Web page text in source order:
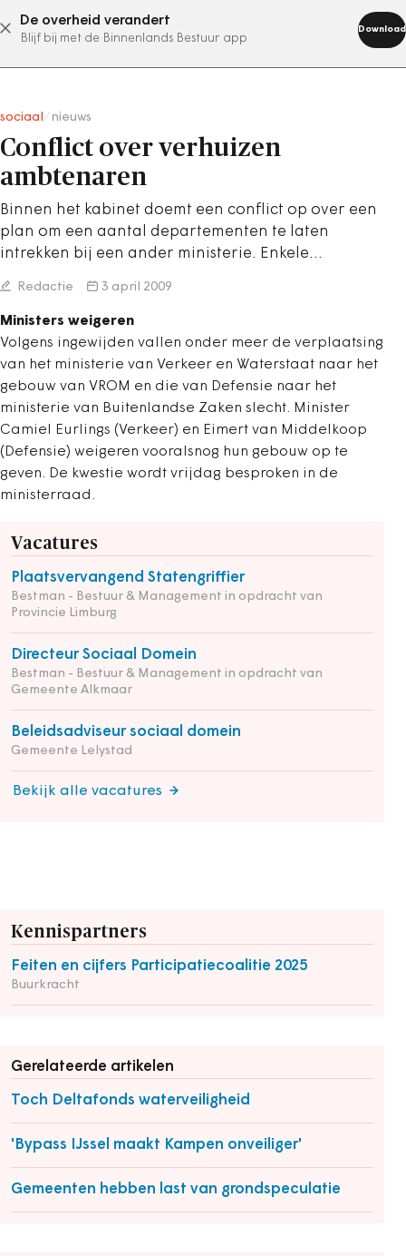
De overheid verandert
Blijf bij met de Binnenlands Bestuur app
Download
abonneer nu
sociaal nieuws
Conflict over verhuizen
ambtenaren
Binnen het kabinet doemt een conflict op over een
plan om een aantal departementen te laten
intrekken bij een ander ministerie. Enkele…
Redactie 3 april 2009
Ministers weigeren
Volgens ingewijden vallen onder meer de verplaatsing
van het ministerie van Verkeer en Waterstaat naar het
gebouw van VROM en die van Defensie naar het
ministerie van Buitenlandse Zaken slecht. Minister
Camiel Eurlings (Verkeer) en Eimert van Middelkoop
(Defensie) weigeren vooralsnog hun gebouw op te
geven. De kwestie wordt vrijdag besproken in de
ministerraad.
Vacatures
Plaatsvervangend Statengriffier
Bestman - Bestuur & Management in opdracht van
Provincie Limburg
Directeur Sociaal Domein
Bestman - Bestuur & Management in opdracht van
Gemeente Alkmaar
Beleidsadviseur sociaal domein
Gemeente Lelystad
Bekijk alle vacatures
Kennispartners
Feiten en cijfers Participatiecoalitie 2025
Buurkracht
Gerelateerde artikelen
Toch Deltafonds waterveiligheid
'Bypass IJssel maakt Kampen onveiliger'
Gemeenten hebben last van grondspeculatie